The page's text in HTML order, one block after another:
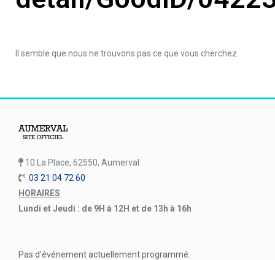
Il semble que nous ne trouvons pas ce que vous cherchez.
10 La Place, 62550, Aumerval
03 21 04 72 60
HORAIRES
Lundi et Jeudi : de 9H à 12H et de 13h à 16h
Pas d'événement actuellement programmé.